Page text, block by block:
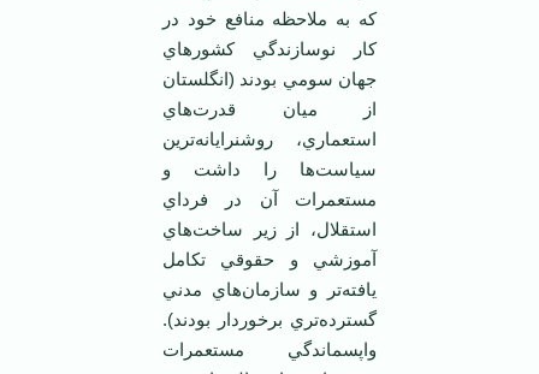
که به ملاحظه منافع خود در
کار نوسازندگي کشورهاي
جهان سومي بودند (انگلستان
از ميان قدرت‌هاي
استعماري، روشنرايانه‌ترين
سياست‌ها را داشت و
مستعمرات آن در فرداي
استقلال، از زير ساخت‌هاي
آموزشي و حقوقي تکامل
يافته‌تر و سازمان‌هاي مدني
گسترده‌تري برخوردار بودند).
واپسماندگي مستعمرات